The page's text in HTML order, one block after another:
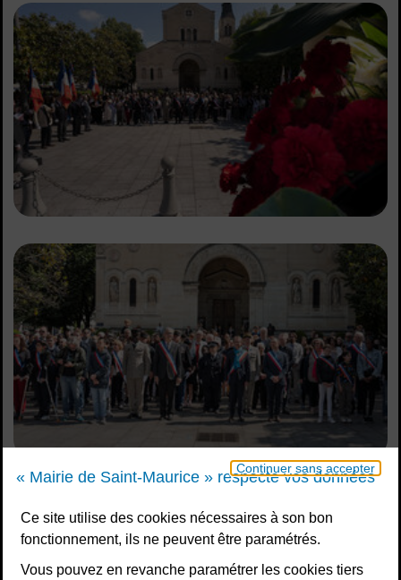
Continuer sans accepter
« Mairie de Saint-Maurice » respecte vos données
Ce site utilise des cookies nécessaires à son bon
fonctionnement, ils ne peuvent être paramétrés.
Vous pouvez en revanche paramétrer les cookies tiers